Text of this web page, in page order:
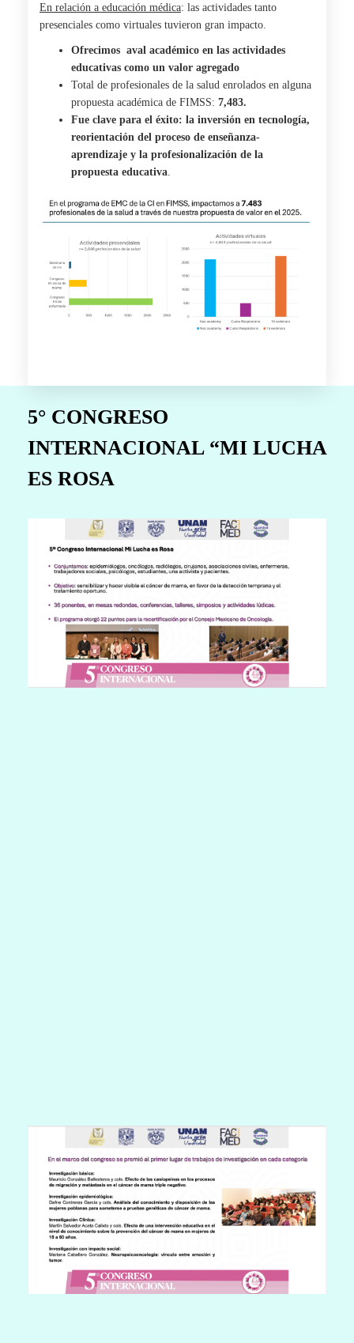
En relación a educación médica: las actividades tanto
presenciales como virtuales tuvieron gran impacto.
Ofrecimos aval académico en las actividades
educativas como un valor agregado
Total de profesionales de la salud enrolados en alguna
propuesta académica de FIMSS: 7,483.
Fue clave para el éxito: la inversión en tecnología,
reorientación del proceso de enseñanza-
aprendizaje y la profesionalización de la
propuesta educativa.
5° CONGRESO
INTERNACIONAL “MI LUCHA
ES ROSA